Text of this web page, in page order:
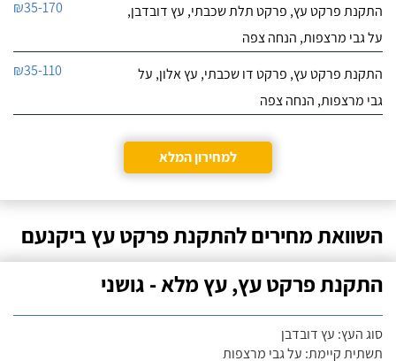
התקנת פרקט עץ, פרקט תלת שכבתי, עץ דובדבן,
על גבי מרצפות, הנחה צפה
₪35-170
התקנת פרקט עץ, פרקט דו שכבתי, עץ אלון, על
גבי מרצפות, הנחה צפה
₪35-110
למחירון המלא
השוואת מחירים להתקנת פרקט עץ ביקנעם
התקנת פרקט עץ, עץ מלא - גושני
סוג העץ: עץ דובדבן
תשתית קיימת: על גבי מרצפות